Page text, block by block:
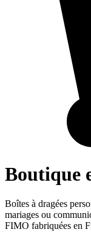
Boutique
Boîtes à dragées
mariages ou
FIMO fabriquées en